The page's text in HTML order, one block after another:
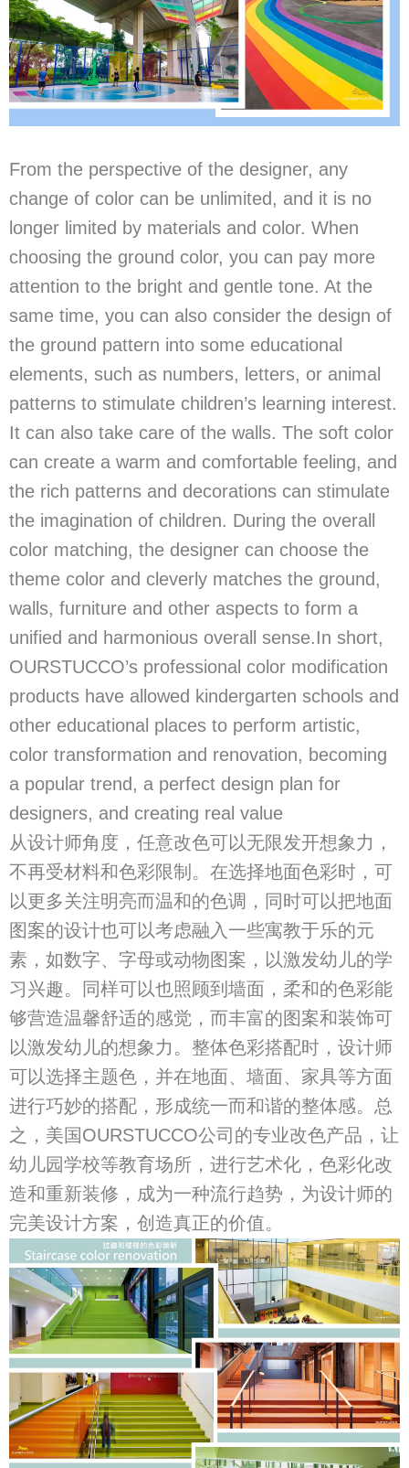
From the perspective of the designer, any
change of color can be unlimited, and it is no
longer limited by materials and color. When
choosing the ground color, you can pay more
attention to the bright and gentle tone. At the
same time, you can also consider the design of
the ground pattern into some educational
elements, such as numbers, letters, or animal
patterns to stimulate children’s learning interest.
It can also take care of the walls. The soft color
can create a warm and comfortable feeling, and
the rich patterns and decorations can stimulate
the imagination of children. During the overall
color matching, the designer can choose the
theme color and cleverly matches the ground,
walls, furniture and other aspects to form a
unified and harmonious overall sense.In short,
OURSTUCCO’s professional color modification
products have allowed kindergarten schools and
other educational places to perform artistic,
color transformation and renovation, becoming
a popular trend, a perfect design plan for
designers, and creating real value
从设计师角度，任意改色可以无限发开想象力，
不再受材料和色彩限制。在选择地面色彩时，可
以更多关注明亮而温和的色调，同时可以把地面
图案的设计也可以考虑融入一些寓教于乐的元
素，如数字、字母或动物图案，以激发幼儿的学
习兴趣。同样可以也照顾到墙面，柔和的色彩能
够营造温馨舒适的感觉，而丰富的图案和装饰可
以激发幼儿的想象力。整体色彩搭配时，设计师
可以选择主题色，并在地面、墙面、家具等方面
进行巧妙的搭配，形成统一而和谐的整体感。总
之，美国OURSTUCCO公司的专业改色产品，让
幼儿园学校等教育场所，进行艺术化，色彩化改
造和重新装修，成为一种流行趋势，为设计师的
完美设计方案，创造真正的价值。